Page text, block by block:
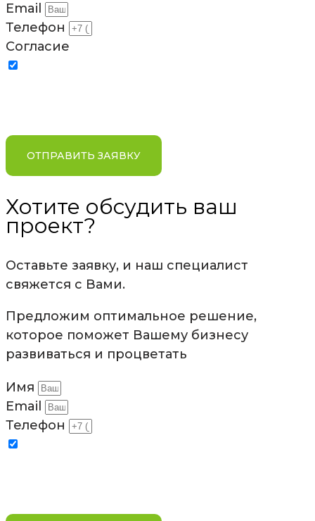
Email
Телефон
Согласие
ОТПРАВИТЬ ЗАЯВКУ
Хотите обсудить ваш
проект?
Оставьте заявку, и наш специалист
свяжется с Вами.
Предложим оптимальное решение,
которое поможет Вашему бизнесу
развиваться и процветать
Имя
Email
Телефон